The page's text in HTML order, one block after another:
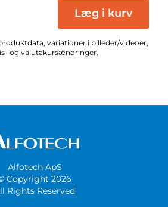
Læg i kurv
variationer i billeder/videoer,
og valutakursændringer.
Alfotech ApS
Copyright 2026
Rights Reserved